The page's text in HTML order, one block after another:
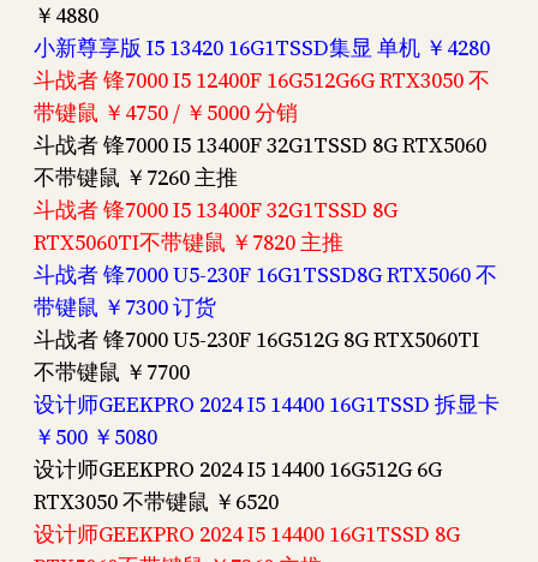
￥4880
小新尊享版 I5 13420 16G1TSSD集显 单机 ￥4280
斗战者 锋7000 I5 12400F 16G512G6G RTX3050 不
带键鼠 ￥4750 / ￥5000 分销
斗战者 锋7000 I5 13400F 32G1TSSD 8G RTX5060
不带键鼠 ￥7260 主推
斗战者 锋7000 I5 13400F 32G1TSSD 8G
RTX5060TI不带键鼠 ￥7820 主推
斗战者 锋7000 U5-230F 16G1TSSD8G RTX5060 不
带键鼠 ￥7300 订货
斗战者 锋7000 U5-230F 16G512G 8G RTX5060TI
不带键鼠 ￥7700
设计师GEEKPRO 2024 I5 14400 16G1TSSD 拆显卡
￥500 ￥5080
设计师GEEKPRO 2024 I5 14400 16G512G 6G
RTX3050 不带键鼠 ￥6520
设计师GEEKPRO 2024 I5 14400 16G1TSSD 8G